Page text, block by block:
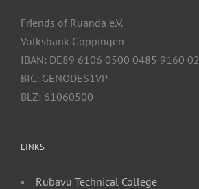
Friends of Ruanda e.V.
Volksbank Göppingen
IBAN: DE89 6106 0500 0485 9160 02
BIC: GENODES1VP
BLZ: 61060500
LINKS
Rubavu Technical College